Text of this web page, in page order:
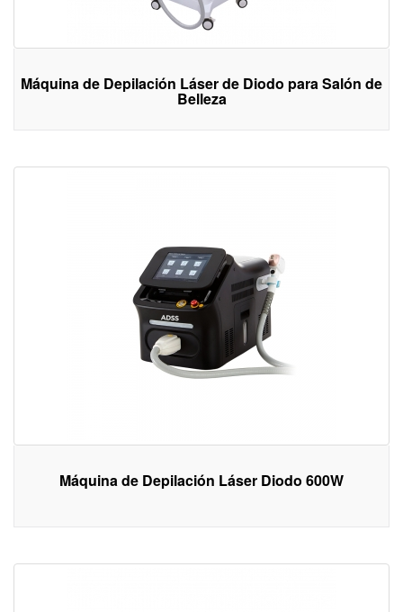
Máquina de Depilación Láser de Diodo para Salón de
Belleza
Máquina de Depilación Láser Diodo 600W